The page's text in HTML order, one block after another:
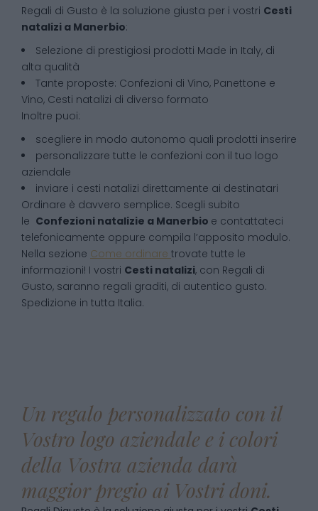
Regali di Gusto è la soluzione giusta per i vostri Cesti
natalizi a Manerbio:
Selezione di prestigiosi prodotti Made in Italy, di
alta qualità
Tante proposte: Confezioni di Vino, Panettone e
Vino, Cesti natalizi di diverso formato
Inoltre puoi:
scegliere in modo autonomo quali prodotti inserire
personalizzare tutte le confezioni con il tuo logo
aziendale
inviare i cesti natalizi direttamente ai destinatari
Ordinare è davvero semplice. Scegli subito
le Confezioni natalizie a Manerbio e contattateci
telefonicamente oppure compila l’apposito modulo.
Nella sezione Come ordinare trovate tutte le
informazioni! I vostri Cesti natalizi, con Regali di
Gusto, saranno regali graditi, di autentico gusto.
Spedizione in tutta Italia.
Un regalo personalizzato con il
Vostro logo aziendale e i colori
della Vostra azienda darà
maggior pregio ai Vostri doni.